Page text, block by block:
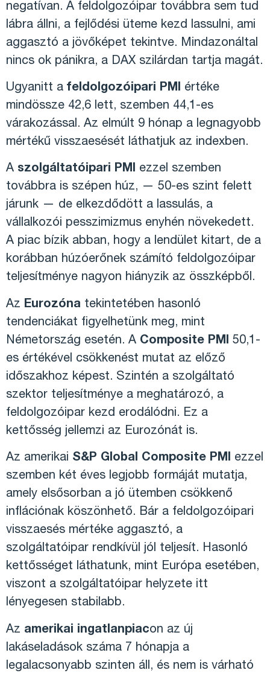
negatívan. A feldolgozóipar továbbra sem tud
lábra állni, a fejlődési üteme kezd lassulni, ami
aggasztó a jövőképet tekintve. Mindazonáltal
nincs ok pánikra, a DAX szilárdan tartja magát.
Ugyanitt a feldolgozóipari PMI értéke
mindössze 42,6 lett, szemben 44,1-es
várakozással. Az elmúlt 9 hónap a legnagyobb
mértékű visszaesését láthatjuk az indexben.
A szolgáltatóipari PMI ezzel szemben
továbbra is szépen húz, — 50-es szint felett
járunk — de elkezdődött a lassulás, a
vállalkozói pesszimizmus enyhén növekedett.
A piac bízik abban, hogy a lendület kitart, de a
korábban húzóerőnek számító feldolgozóipar
teljesítménye nagyon hiányzik az összképből.
Az Eurozóna tekintetében hasonló
tendenciákat figyelhetünk meg, mint
Németország esetén. A Composite PMI 50,1-
es értékével csökkenést mutat az előző
időszakhoz képest. Szintén a szolgáltató
szektor teljesítménye a meghatározó, a
feldolgozóipar kezd erodálódni. Ez a
kettősség jellemzi az Eurozónát is.
Az amerikai S&P Global Composite PMI ezzel
szemben két éves legjobb formáját mutatja,
amely elsősorban a jó ütemben csökkenő
inflációnak köszönhető. Bár a feldolgozóipari
visszaesés mértéke aggasztó, a
szolgáltatóipar rendkívül jól teljesít. Hasonló
kettősséget láthatunk, mint Európa esetében,
viszont a szolgáltatóipar helyzete itt
lényegesen stabilabb.
Az amerikai ingatlanpiacon az új
lakáseladások száma 7 hónapja a
legalacsonyabb szinten áll, és nem is várható